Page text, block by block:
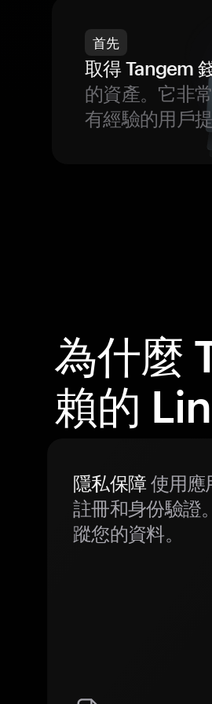
首先
取得 Tangem
的資產。它非
有經驗的用戶
為什麼
賴的
隱私保障使用應
註冊和身份驗證
蹤您的資料。